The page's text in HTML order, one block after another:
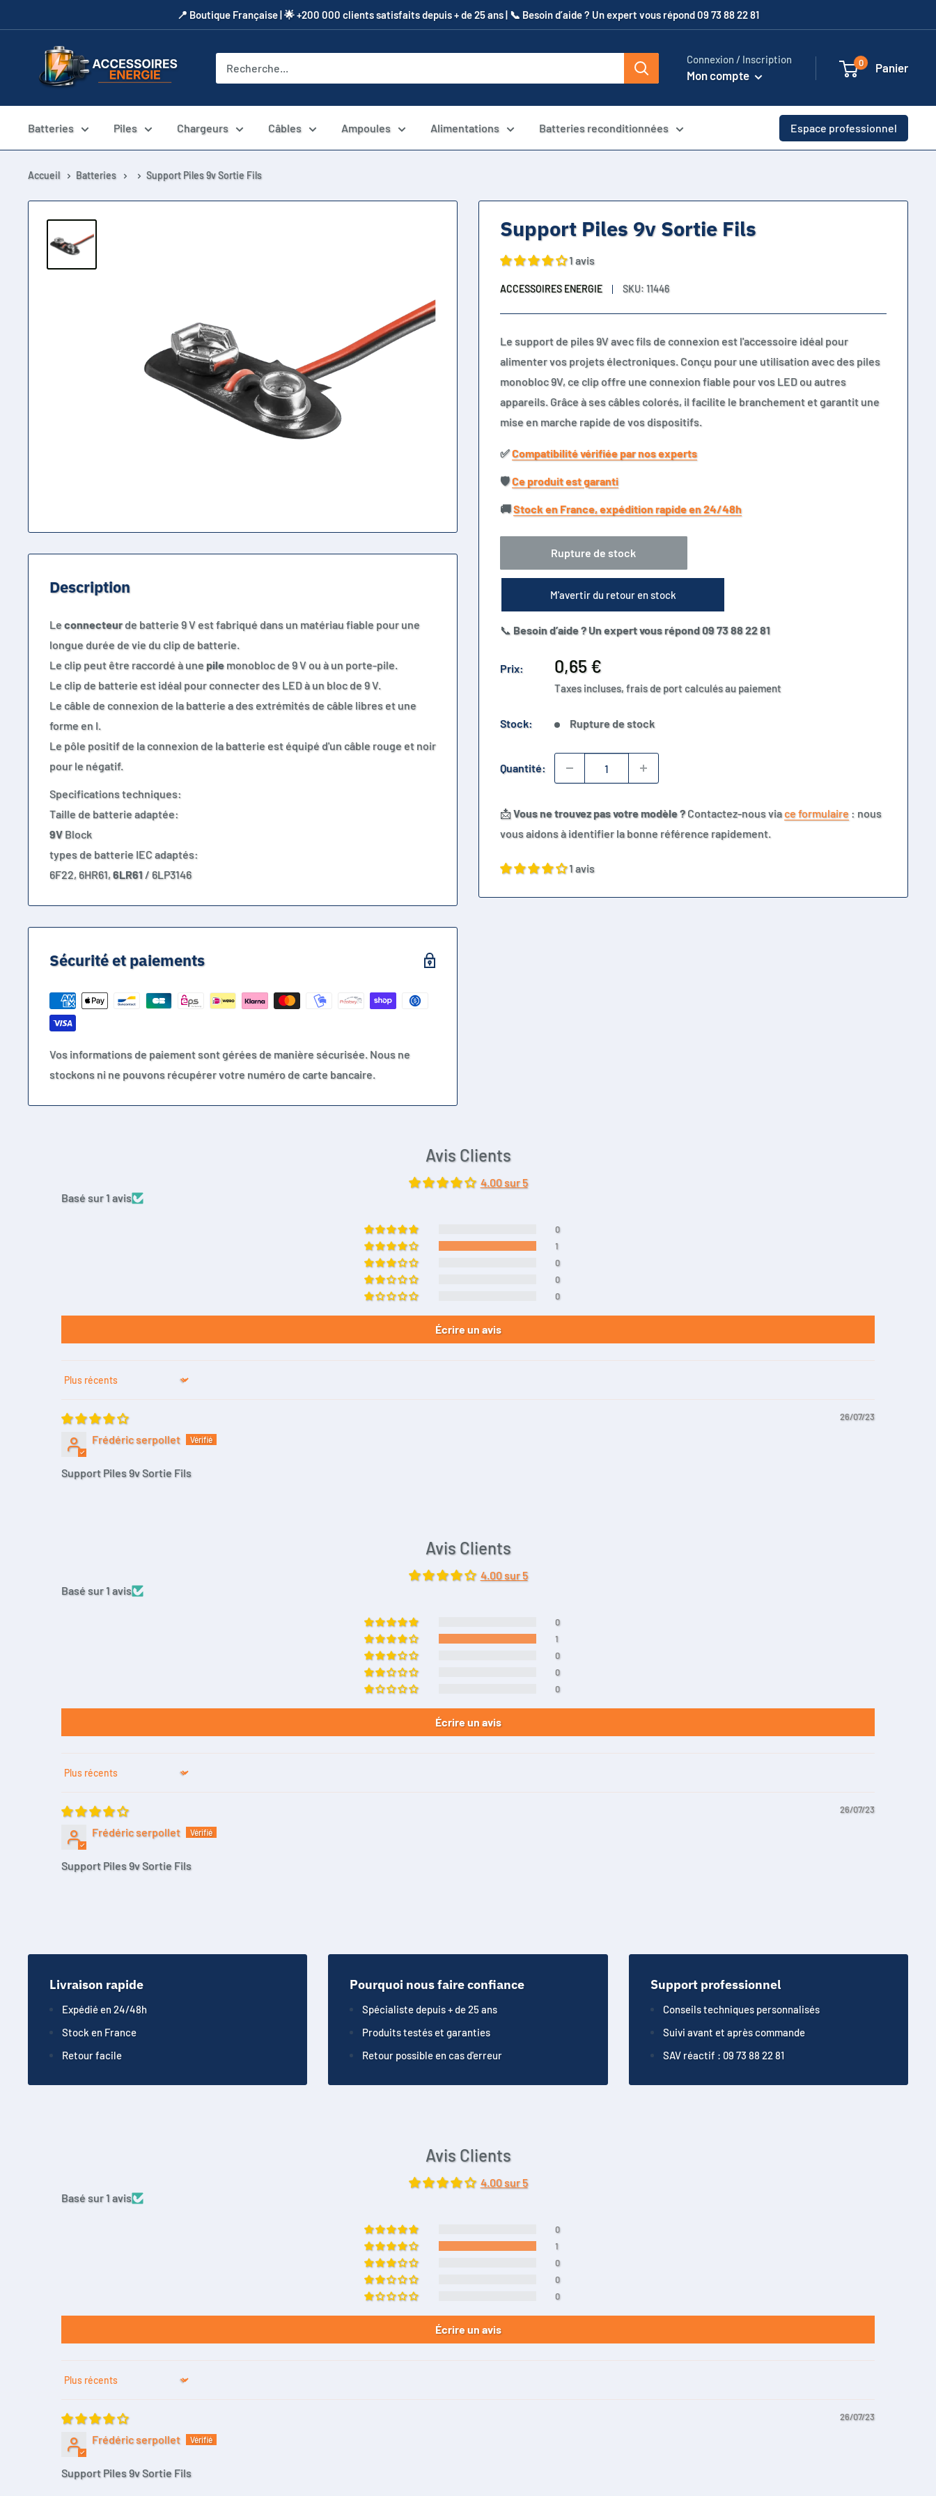
au
​📍​ Boutique Française | 🌟 +200 000 clients satisfaits depuis + de 25 ans | 📞​ Besoin d’aide ? Un expert vous répond 09 73 88 22 81
Accessoires
Energie
Connexion / Inscription
Mon compte
0 Panier
Batteries Piles Chargeurs Câbles Ampoules Alimentations Batteries reconditionnées Espace professionnel
Accueil Batteries Support Piles 9v Sortie Fils
Support Piles 9v Sortie Fils
1 avis
ACCESSOIRES ENERGIE SKU: 11446
Le support de piles 9V avec fils de connexion est l'accessoire idéal pour
alimenter vos projets électroniques. Conçu pour une utilisation avec des piles
monobloc 9V, ce clip offre une connexion fiable pour vos LED ou autres
appareils. Grâce à ses câbles colorés, il facilite le branchement et garantit une
mise en marche rapide de vos dispositifs.
✅​Compatibilité vérifiée par nos experts
🛡️​Ce produit est garanti
🚚​Stock en France, expédition rapide en 24/48h
Rupture de stock
M'avertir du retour en stock
📞 Besoin d’aide ? Un expert vous répond 09 73 88 22 81
Prix:
Prix
réduit
0,65 €
Taxes incluses, frais de port calculés au paiement
Stock: Rupture de stock
Quantité:
📩Vous ne trouvez pas votre modèle ?Contactez-nous viace formulaire : nous
vous aidons à identifier la bonne référence rapidement.
1 avis
Description
Leconnecteurde batterie 9 V est fabriqué dans un matériau fiable pour une
longue durée de vie du clip de batterie.
Le clip peut être raccordé à unepile monobloc de 9 V ou à un porte-pile.
Le clip de batterie est idéal pour connecter des LED à un bloc de 9 V.
Le câble de connexion de la batterie a des extrémités de câble libres et une
forme en I.
Le pôle positif de la connexion de la batterie est équipé d'un câble rouge et noir
pour le négatif.
Specifications techniques:
Taille de batterie adaptée:
9V Block
types de batterie IEC adaptés:
6F22, 6HR61,6LR61 / 6LP3146
Sécurité et paiements
Vos informations de paiement sont gérées de manière sécurisée. Nous ne
stockons ni ne pouvons récupérer votre numéro de carte bancaire.
Avis Clients
4.00 sur 5
Basé sur 1 avis
0
1
0
0
0
Écrire un avis
Sort by
26/07/23
Frédéric serpollet
Support Piles 9v Sortie Fils
Avis Clients
4.00 sur 5
Basé sur 1 avis
0
1
0
0
0
Écrire un avis
Sort by
26/07/23
Frédéric serpollet
Support Piles 9v Sortie Fils
Livraison rapide
Expédié en 24/48h
Stock en France
Retour facile
Pourquoi nous faire confiance
Spécialiste depuis + de 25 ans
Produits testés et garanties
Retour possible en cas d'erreur
Support professionnel
Conseils techniques personnalisés
Suivi avant et après commande
SAV réactif : 09 73 88 22 81
Avis Clients
4.00 sur 5
Basé sur 1 avis
0
1
0
0
0
Écrire un avis
Sort by
26/07/23
Frédéric serpollet
Support Piles 9v Sortie Fils